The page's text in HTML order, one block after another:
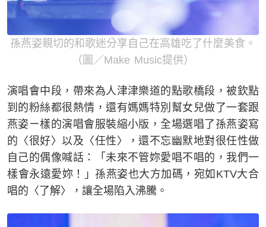
孫燕姿親切的和歌迷分享自己在高雄吃了什麼美食。
（圖／Make Music提供）
演唱會中段，帶來為人津津樂道的點歌橋段，被欽點
到的粉絲都很熱情，還有媽媽特別幫女兒做了一套跟
燕姿ㄧ樣的演唱會服裝縮小版，全場選唱了孫燕姿寫
的〈很好〉以及〈任性〉，還不忘幽默地對很任性做
自己的偶像喊話：「未來不管妳愛唱不唱的，我們一
樣會永遠愛妳！」孫燕姿也大方加碼，宛如KTV大合
唱的〈了解〉，讓全場陷入沸騰。